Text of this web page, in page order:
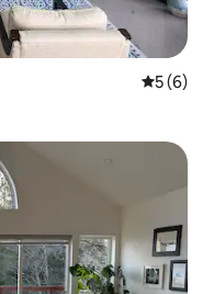
5 (6)